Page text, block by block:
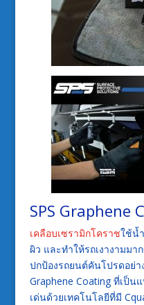
SPS Graphene
เคลือบเซรามิกโคราชใช้น้
ผิว และทำให้รถเงางามมา
ปกป้องรถยนต์คันโปรดอย่
Graphene Coating ที่เป็น
เด่นด้วยเทคโนโลยีที่มี